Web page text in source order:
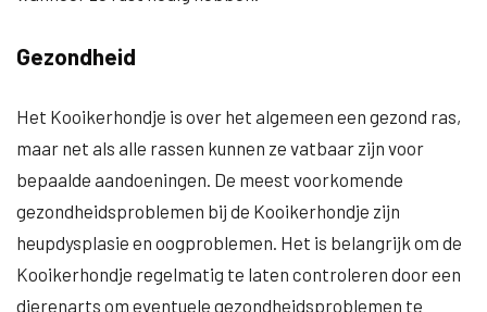
Gezondheid
Het Kooikerhondje is over het algemeen een gezond ras,
maar net als alle rassen kunnen ze vatbaar zijn voor
bepaalde aandoeningen. De meest voorkomende
gezondheidsproblemen bij de Kooikerhondje zijn
heupdysplasie en oogproblemen. Het is belangrijk om de
Kooikerhondje regelmatig te laten controleren door een
dierenarts om eventuele gezondheidsproblemen te